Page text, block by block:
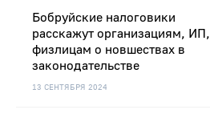
13 СЕНТЯБРЯ 2024
Бобруйские налоговики
расскажут организациям, ИП,
физлицам о новшествах в
законодательстве